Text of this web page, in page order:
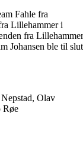
Fahle fra
Lillehammer i
fra Lillehammer
Johansen ble til
Olav
Røe